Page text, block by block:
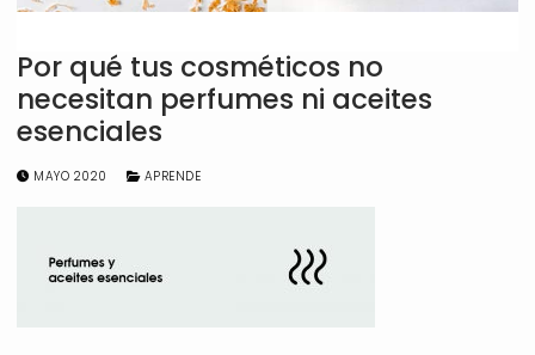
Por qué tus cosméticos no
necesitan perfumes ni aceites
esenciales
MAYO 2020 APRENDE